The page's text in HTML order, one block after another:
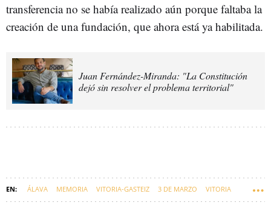
transferencia no se había realizado aún porque faltaba la
creación de una fundación, que ahora está ya habilitada.
Juan Fernández-Miranda: "La Constitución
dejó sin resolver el problema territorial"
ÁLAVA MEMORIA VITORIA-GASTEIZ 3 DE MARZO VITORIA